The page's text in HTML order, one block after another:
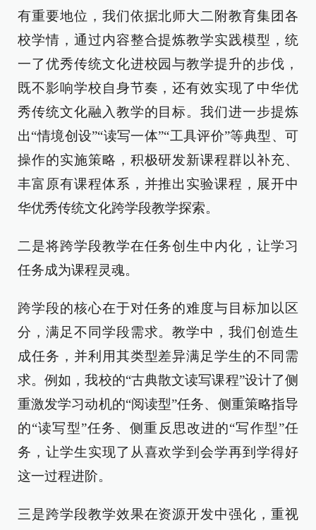
有重要地位，我们依据北师大二附教育集团各
校学情，通过内容整合提炼教学实践模型，统
一了优秀传统文化进校园与教学提升的步伐，
既不影响学校自身节奏，还有效实现了中华优
秀传统文化融入教学的目标。我们进一步提炼
出“情境创设”“读写一体”“工具评价”等典型、可
操作的实施策略，积极研发新课程群以补充、
丰富原有课程体系，并推出实验课程，展开中
华优秀传统文化跨学段教学探索。
二是将跨学段教学在任务创生中内化，让学习
任务成为课程灵魂。
跨学段的核心在于对任务的难度与目标加以区
分，满足不同学段需求。教学中，我们创造生
成任务，并利用其类型差异满足学生的不同需
求。例如，我校的“古典散文读写课程”设计了侧
重激发学习动机的“阅读型”任务、侧重策略指导
的“读写型”任务、侧重反思改进的“写作型”任
务，让学生实现了从喜欢学到会学再到学得好
这一过程进阶。
三是跨学段教学效果在资源开发中强化，重视